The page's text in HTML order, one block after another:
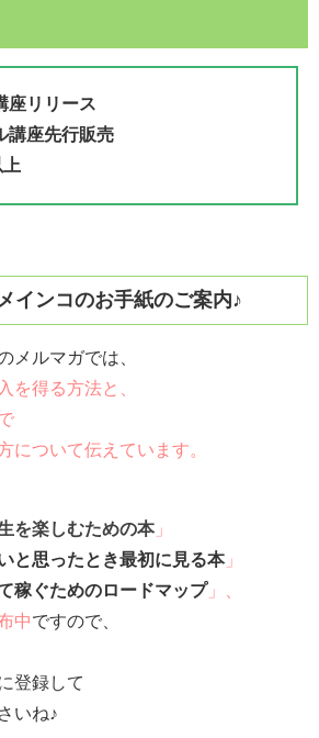
座リリース
講座先行販売
上
インコのお手紙のご案内♪
メルマガでは、
を得る方法と、
について伝えています。
を楽しむための本」
と思ったとき最初に見る本」
稼ぐためのロードマップ」、
中ですので、
登録して
いね♪